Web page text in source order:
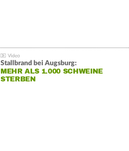
Stallbrand bei Augsburg:
MEHR ALS 1.000 SCHWEINE
STERBEN